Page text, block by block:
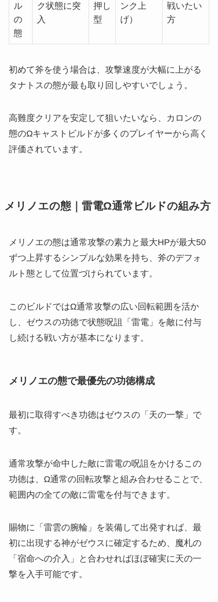
ル
の
態
ク状態に突
入
押し
型
ンク上
げ）
戦いたい
方
初めて斧を使う場合は、攻撃速度が大幅に上がる
タナトスの態が最も取り回しやすいでしょう。
高難度クリアを安定して狙いたいなら、カロンの
態のΩキャストビルドが多くのプレイヤーから高く
評価されています。
メリノエの態｜雷電Ω通常ビルドの組み方
メリノエの態は通常攻撃の素力と最大HPが最大50
ずつ上昇するシンプルな効果を持ち、斧のデフォ
ルト態として位置づけられています。
このビルドではΩ通常攻撃の広い回転範囲を活か
し、ゼウスの功徳で状態呪詛「雷電」を敵に付与
し続ける戦い方が基本になります。
メリノエの態で最優先の功徳構成
最初に取得すべき功徳はゼウスの「天の一撃」で
す。
通常攻撃が命中した敵に雷電の呪詛をかけるこの
功徳は、Ω通常の回転攻撃と組み合わせることで、
範囲内の全ての敵に雷電を付与できます。
賜物に「雷雲の腕輪」を装備して出発すれば、最
初に出現する神がゼウスに確定するため、魔札の
「宿命への介入」と合わせればほぼ確実に天の一
撃を入手可能です。